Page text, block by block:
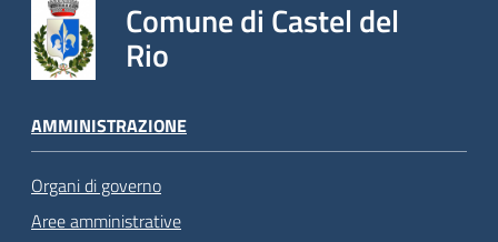
Comune di Castel del
Rio
AMMINISTRAZIONE
Organi di governo
Aree amministrative